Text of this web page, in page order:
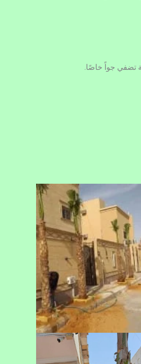
تضفي جواً خاصًا.